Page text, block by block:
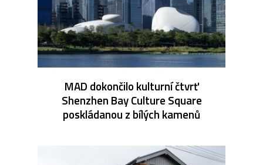
MAD dokončilo kulturní čtvrť
Shenzhen Bay Culture Square
poskládanou z bílých kamenů